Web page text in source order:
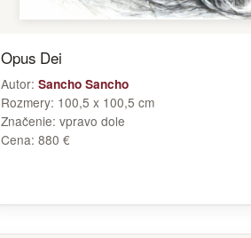
Opus Dei
Autor: Sancho Sancho
Rozmery: 100,5 x 100,5 cm
Značenie:vpravo dole
Cena:880 €